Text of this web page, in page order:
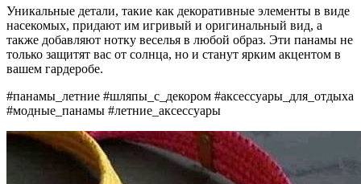
Уникальные детали, такие как декоративные элементы в виде
насекомых, придают им игривый и оригинальный вид, а
также добавляют нотку веселья в любой образ. Эти панамы не
только защитят вас от солнца, но и станут ярким акцентом в
вашем гардеробе.
#панамы_летние #шляпы_с_декором #аксессуары_для_отдыха
#модные_панамы #летние_аксессуары